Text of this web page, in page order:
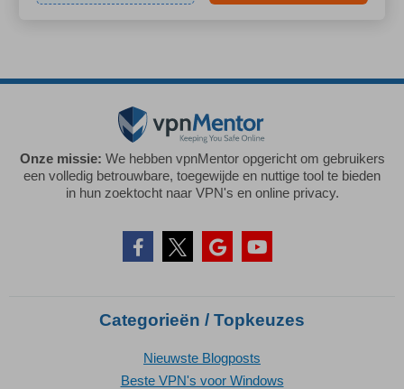
Onze missie: We hebben vpnMentor opgericht om gebruikers
een volledig betrouwbare, toegewijde en nuttige tool te bieden
in hun zoektocht naar VPN's en online privacy.
Categorieën / Topkeuzes
Nieuwste Blogposts
Beste VPN's voor Windows